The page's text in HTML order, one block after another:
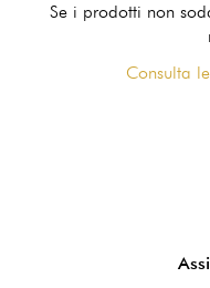
Se i prodotti non
Consulta